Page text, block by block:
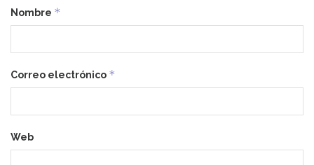
Nombre *
Correo electrónico *
Web